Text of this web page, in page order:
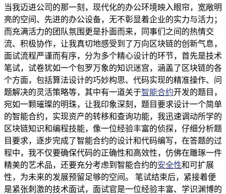
当我迈进公司的那一刻，现代化的办公环境映入眼帘，宽敞明
亮的空间、先进的办公设备，无不彰显着企业的实力与活力；
而充满活力的团队氛围更是扑面而来，同事们之间的热情交
流、积极协作，让我真切地感受到了万向区块链的创新气息，
面试流程严谨而有序，分为多个精心设计的环节，首先是技术
笔试，试卷犹如一个包罗万象的知识迷宫，涵盖了区块链的各
个方面，包括算法设计的巧妙构思、代码实现的精准操作、问
题解决的灵活策略等，其中有一道关于智能合约开发的题目，
宛如一颗璀璨的明珠，让我印象深刻，题目要求设计一个简单
的智能合约，实现资产的转移和查询功能，我迅速调动所学的
区块链知识和编程技能，像一位经验丰富的侦探，仔细分析题
目要求，逐步完成了智能合约的设计和代码编写，在答题的过
程中，我不仅要确保代码的正确性和高效性，仿佛在雕琢一件
精美的艺术品，还要充分考虑到智能合约的安全性和可扩展
性，为未来的发展预留足够的空间。 笔试结束后，紧接着便
是紧张刺激的技术面试，面试官是一位经验丰富、学识渊博的